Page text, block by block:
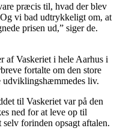
præcis til, hvad der blev
vi bad udtrykkeligt om, at
prisen ud,” siger de.
af Vaskeriet i hele Aarhus i
fortalte om den store
udviklingshæmmedes liv.
til Vaskeriet var på den
ned for at leve op til
forinden opsagt aftalen.